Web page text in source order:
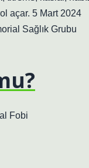
açar. 5 Mart 2024
Sağlık Grubu
Fobi